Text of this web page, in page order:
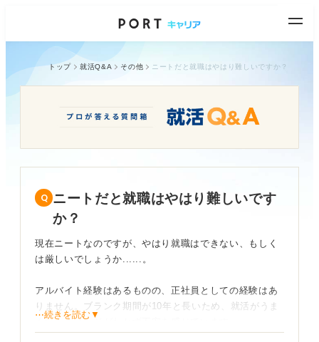
トップ 就活Q&A その他 ニートだと就職はやはり難しいですか？
ニートだと就職はやはり難しいです
か？
現在ニートなのですが、やはり就職はできない、もしく
は厳しいでしょうか......。
アルバイト経験はあるものの、正社員としての経験はあ
りません。ブランク期間が10年と長いため、就活がうま
くいくイメージがわかず不安を感じています。
⋯続きを読む▼